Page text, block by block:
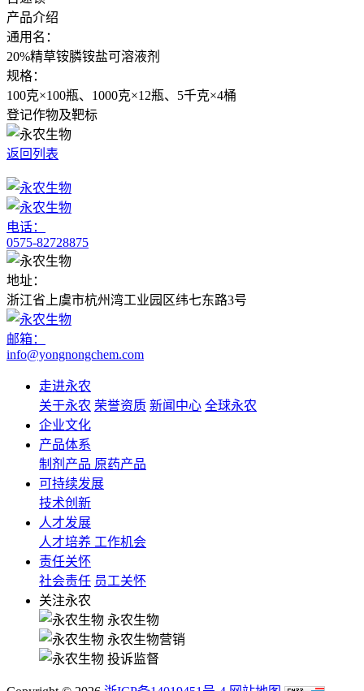
产品介绍
通用名：
20%精草铵膦铵盐可溶液剂
规格：
100克×100瓶、1000克×12瓶、5千克×4桶
登记作物及靶标
返回列表
电话：
0575-82728875
地址：
浙江省上虞市杭州湾工业园区纬七东路3号
邮箱：
info@yongnongchem.com
走进永农
关于永农 荣誉资质 新闻中心 全球永农
企业文化
产品体系
制剂产品 原药产品
可持续发展
技术创新
人才发展
人才培养 工作机会
责任关怀
社会责任 员工关怀
关注永农
永农生物
永农生物营销
投诉监督